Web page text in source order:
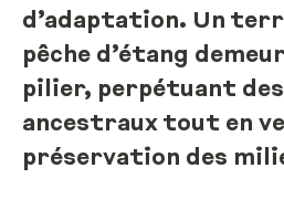
d’adaptation. Un
pêche d’étang
pilier, perpétuant
ancestraux tout en
préservation des